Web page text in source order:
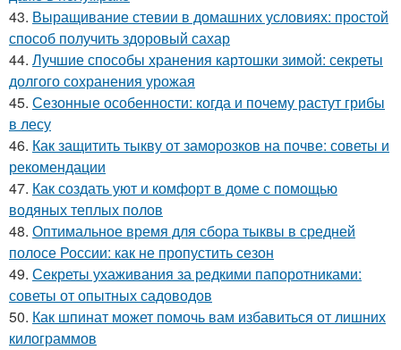
43. Выращивание стевии в домашних условиях: простой
способ получить здоровый сахар
44. Лучшие способы хранения картошки зимой: секреты
долгого сохранения урожая
45. Сезонные особенности: когда и почему растут грибы
в лесу
46. Как защитить тыкву от заморозков на почве: советы и
рекомендации
47. Как создать уют и комфорт в доме с помощью
водяных теплых полов
48. Оптимальное время для сбора тыквы в средней
полосе России: как не пропустить сезон
49. Секреты ухаживания за редкими папоротниками:
советы от опытных садоводов
50. Как шпинат может помочь вам избавиться от лишних
килограммов